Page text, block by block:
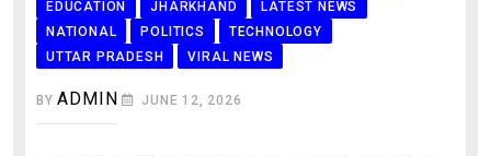
EDUCATION
JHARKHAND
LATEST NEWS
NATIONAL
POLITICS
TECHNOLOGY
UTTAR PRADESH
VIRAL NEWS
BYADMIN JUNE 12, 2026